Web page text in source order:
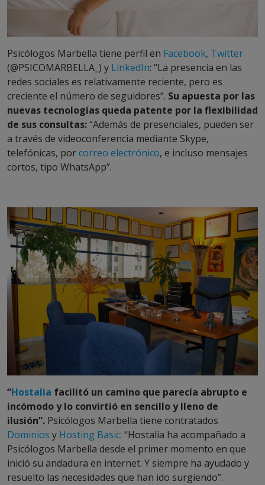
Psicólogos Marbella tiene perfil en Facebook, Twitter
(@PSICOMARBELLA_) y LinkedIn: “La presencia en las
redes sociales es relativamente reciente, pero es
creciente el número de seguidores”. Su apuesta por las
nuevas tecnologías queda patente por la flexibilidad
de sus consultas:“Además de presenciales, pueden ser
a través de videoconferencia mediante Skype,
telefónicas, porcorreo electrónico, e incluso mensajes
cortos, tipo WhatsApp”.
“Hostalia facilitó un camino que parecía abrupto e
incómodo y lo convirtió en sencillo y lleno de
ilusión”. Psicólogos Marbella tiene contratados
Dominios y Hosting Basic: “Hostalia ha acompañado a
Psicólogos Marbella desde el primer momento en que
inició su andadura en internet. Y siempre ha ayudado y
resuelto las necesidades que han ido surgiendo”.